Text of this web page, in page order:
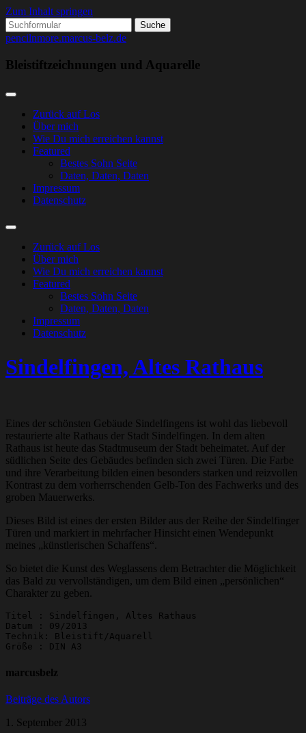
Zum Inhalt springen
Suchen
nach:
pencilnmore.marcus-belz.de
Bleistiftzeichnungen und Aquarelle
Zurück auf Los
Über mich
Wie Du mich erreichen kannst
Featured
Bestes Sohn Seite
Daten, Daten, Daten
Impressum
Datenschutz
Suchfeld
ein-/ausblenden
Zurück auf Los
Über mich
Wie Du mich erreichen kannst
Featured
Bestes Sohn Seite
Daten, Daten, Daten
Impressum
Datenschutz
Sindelfingen, Altes Rathaus
Eines der schönsten Gebäude Sindelfingens ist wohl das liebevoll
restaurierte alte Rathaus der Stadt Sindelfingen. In dem alten
Rathaus ist heute das Stadtmuseum der Stadt beheimatet. Auf der
südlichen Seite des Gebäudes befinden sich zwei Türen. Die Farbe
und ihre Verarbeitung bilden einen besonders starken und reizvollen
Kontrast zu dem vorherrschenden Gelb-Ton des Fachwerks und des
groben Mauerwerks.
Dieses Bild ist eines der ersten Bilder aus der Reihe der Sindelfinger
Türen und markiert in mehrfacher Hinsicht einen Wendepunkt
meines „künstlerischen Schaffens“.
So bietet die Kunst des Weglassens dem Betrachter die Möglichkeit
das Bald zu vervollständigen, um dem Bild einen „persönlichen“
Charakter zu geben.
Titel : Sindelfingen, Altes Rathaus
Datum : 09/2013
Technik: Bleistift/Aquarell
Größe : DIN A3
marcusbelz
Beiträge des Autors
1. September 2013